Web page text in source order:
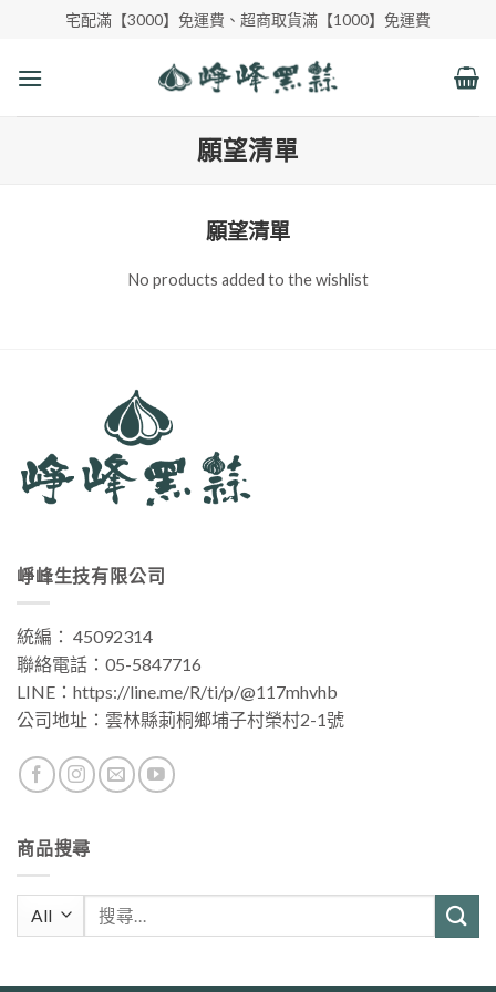
content
宅配滿【3000】免運費、超商取貨滿【1000】免運費
願望清單
願望清單
No products added to the wishlist
崢峰生技有限公司
統編： 45092314
聯絡電話： 05-5847716
LINE： https://line.me/R/ti/p/@117mhvhb
公司地址： 雲林縣莿桐鄉埔子村榮村2-1號
商品搜尋
搜
尋
鍵